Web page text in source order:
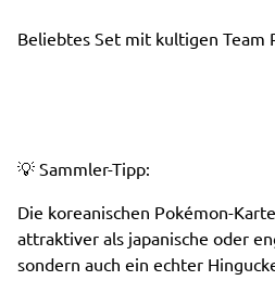
Beliebtes Set mit kultigen Team
💡 Sammler-Tipp:
Die koreanischen Pokémon-
attraktiver als japanische oder
sondern auch ein echter